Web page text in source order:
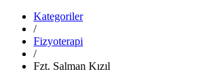
Kategoriler
/
Fizyoterapi
/
Fzt. Salman Kızıl